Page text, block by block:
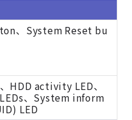
、System Reset bu
HDD activity LED、
、System inform
LED